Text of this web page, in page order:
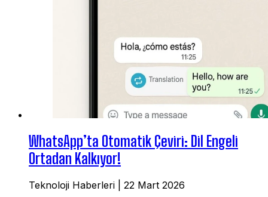
WhatsApp’ta Otomatik Çeviri: Dil Engeli
Ortadan Kalkıyor!
Teknoloji Haberleri 22 Mart 2026